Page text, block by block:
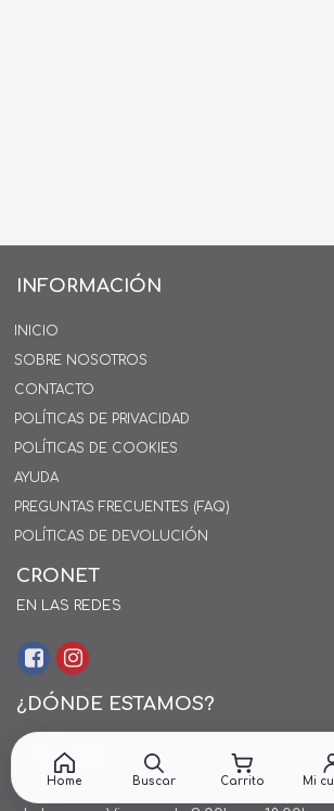
INFORMACIÓN
INICIO
SOBRE NOSOTROS
CONTACTO
POLÍTICAS DE PRIVACIDAD
POLÍTICAS DE COOKIES
AYUDA
PREGUNTAS FRECUENTES (FAQ)
POLÍTICAS DE DEVOLUCIÓN
CRONET
EN LAS REDES
¿DÓNDE ESTAMOS?
Alejo Rossell y Rius 1695, Montevideo,
26 242424*
Home Buscar Carrito Mi